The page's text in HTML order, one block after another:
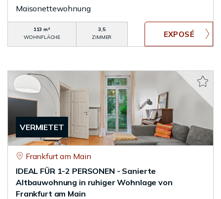
Maisonettewohnung
113 m²
WOHNFLÄCHE
3,5
ZIMMER
VERMIETET
Frankfurt am Main
IDEAL FÜR 1-2 PERSONEN - Sanierte
Altbauwohnung in ruhiger Wohnlage von
Frankfurt am Main